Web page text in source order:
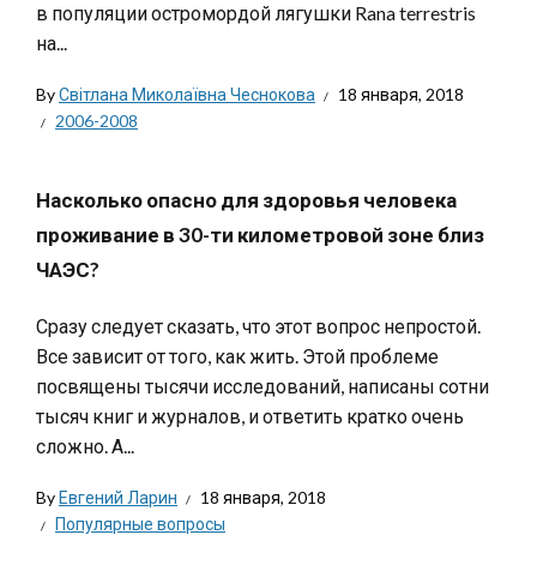
в популяции остромордой лягушки Rana terrestris
на...
ByСвітлана Миколаївна Чеснокова
18 января, 2018
2006-2008
Насколько опасно для здоровья человека
проживание в 30-ти километровой зоне близ
ЧАЭС?
Сразу следует сказать, что этот вопрос непростой.
Все зависит от того, как жить. Этой проблеме
посвящены тысячи исследований, написаны сотни
тысяч книг и журналов, и ответить кратко очень
сложно. А...
ByЕвгений Ларин
18 января, 2018
Популярные вопросы